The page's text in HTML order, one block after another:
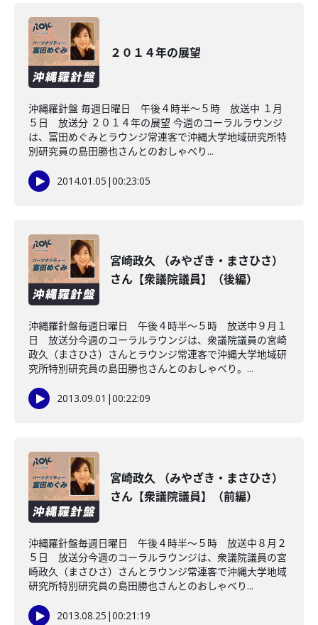
２０１４年の展望
沖縄羅針盤 毎週日曜日 午後４時半〜５時 放送中 １月
５日 放送分 ２０１４年の展望 今週のコーラルラウンジ
は、冨田めぐみとラウンジ常連客で沖縄大学地域研究所特
別研究員の島田勝也さんとのおしゃべり...
2014.01.05 |00:23:05
宮崎政久 （みやざき・まさひさ）
さん【衆議院議員】（後編）
沖縄羅針盤毎週日曜日 午後４時半～５時 放送中９月１
日 放送分今週のコーラルラウンジは、衆議院議員の宮崎
政久（まさひさ）さんとラウンジ常連客で沖縄大学地域研
究所特別研究員の島田勝也さんとのおしゃべり。...
2013.09.01 |00:22:09
宮崎政久 （みやざき・まさひさ）
さん【衆議院議員】（前編）
沖縄羅針盤毎週日曜日 午後４時半～５時 放送中８月２
５日 放送分今週のコーラルラウンジは、衆議院議員の宮
崎政久（まさひさ）さんとラウンジ常連客で沖縄大学地域
研究所特別研究員の島田勝也さんとのおしゃべり...
2013.08.25 |00:21:19